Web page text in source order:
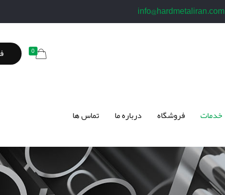
info@hardmetaliran.com
خدمات فروشگاه درباره ما تماس ها
0